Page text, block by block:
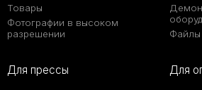
Товары
Фотографии в высоком
разрешении
Файлы
Для прессы Для